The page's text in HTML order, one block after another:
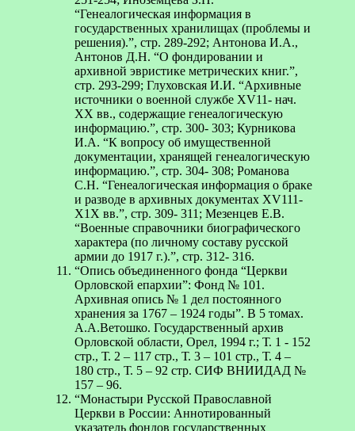
“Генеалогическая информация в
государственных хранилищах (проблемы и
решения).”, cтр. 289-292; Антонова И.А.,
Антонов Д.Н. “О фондировании и
архивной эвристике метрических книг.”,
cтр. 293-299; Глуховская И.И. “Архивные
источники о военной службе XV11- нач.
XX вв., содержащие генеалогическую
информацию.”, cтр. 300- 303; Курникова
И.А. “К вопросу об имущественной
документации, хранящей генеалогическую
информацию.”, стр. 304- 308; Романова
С.Н. “Генеалогическая информация о браке
и разводе в архивных документах XV111-
X1X вв.”, стр. 309- 311; Мезенцев Е.В.
“Военные справочники биографического
характера (по личному составу русской
армии до 1917 г.).”, стр. 312- 316.
“Опись объединенного фонда “Церкви
Орловской епархии”: Фонд № 101.
Архивная опись № 1 дел постоянного
хранения за 1767 – 1924 годы”. В 5 томах.
А.А.Ветошко. Государственный архив
Орловской области, Орел, 1994 г.; Т. 1 - 152
стр., Т. 2 – 117 стр., Т. 3 – 101 стр., Т. 4 –
180 стр., Т. 5 – 92 стр. СИФ ВНИИДАД №
157 – 96.
“Монастыри Русской Православной
Церкви в России: Аннотированный
указатель фондов государственных